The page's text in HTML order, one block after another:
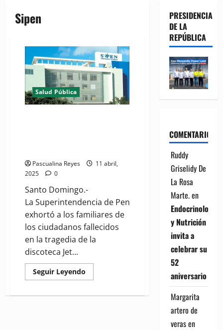
Sipen
Salud Pública
Pascualina Reyes
11 abril,
2025
0
Santo Domingo.-
La Superintendencia de Pensiones (Sipen)
exhortó a los familiares de
los ciudadanos fallecidos
en la tragedia de la
discoteca Jet...
Seguir Leyendo
more
Sipen
PRESIDENCIA
DE LA
REPÚBLICA
COMENTARIOS
Ruddy
Griselidy De
La Rosa
Marte.en
Endocrinología
y Nutrición
invita a
celebrar su
52
aniversario
Margarita
artero de
verasen